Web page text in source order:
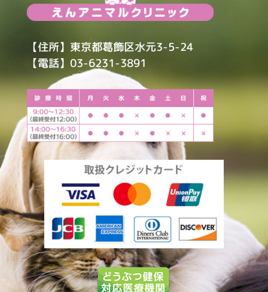
【住所】東京都葛飾区水元3-5-24
【電話】03-6231-3891